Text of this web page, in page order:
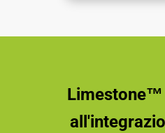
Limestone™